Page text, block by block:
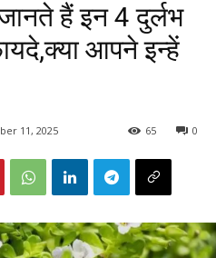
हैं इन 4 दुर्लभ
आपने इन्हें
11, 2025 0
65